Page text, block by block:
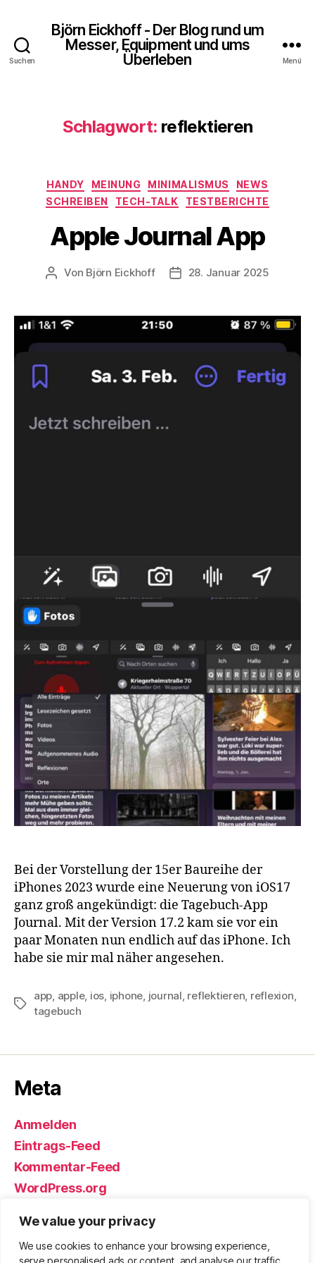
We value your privacy
We use cookies to enhance your browsing experience,
serve personalised ads or content, and analyse our traffic.
Suchen
Björn Eickhoff - Der Blog rund um
Messer, Equipment und ums
Überleben
Menü
Schlagwort: reflektieren
Kategorien
HANDY MEINUNG MINIMALISMUS
NEWS
SCHREIBEN
TECH-TALK TESTBERICHTE
Apple Journal App
Beitragsautor
Von Björn Eickhoff Veröffentlichungsdatum
28. Januar 2025
Bei der Vorstellung der 15er Baureihe der
iPhones 2023 wurde eine Neuerung von iOS17
ganz groß angekündigt: die Tagebuch-App
Journal. Mit der Version 17.2 kam sie vor ein
paar Monaten nun endlich auf das iPhone. Ich
habe sie mir mal näher angesehen.
Schlagwörter
app, apple, ios, iphone, journal, reflektieren, reflexion,
tagebuch
Meta
Anmelden
Eintrags-Feed
Kommentar-Feed
WordPress.org
© 2026Björn Eickhoff – Der Blog
Nach oben